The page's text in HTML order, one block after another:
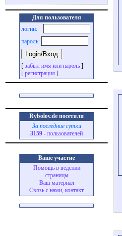
Для пользователя
логин:
пароль:
[ забыл имя или пароль ]
[ регистрация ]
Rybolov.de посетили
За последние сутки
3159 - пользователей
Ваше участие
Помощь в ведении
страницы
Ваш материал
Связь с нами, контакт